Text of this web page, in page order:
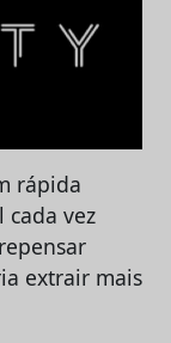
rápida
cada vez
extrair mais